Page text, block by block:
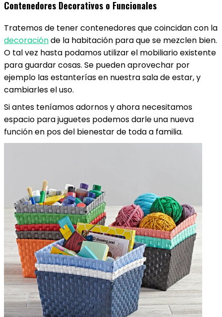
Contenedores Decorativos o Funcionales
Tratemos de tener contenedores que coincidan con la
decoraciónde la habitación para que se mezclen bien.
O tal vez hasta podamos utilizar el mobiliario existente
para guardar cosas. Se pueden aprovechar por
ejemplo las estanterías en nuestra sala de estar, y
cambiarles el uso.
Si antes teníamos adornos y ahora necesitamos
espacio para juguetes podemos darle una nueva
función en pos del bienestar de toda a familia.